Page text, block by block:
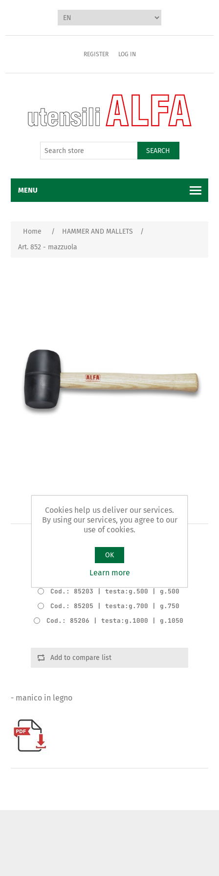
REGISTER LOG IN
SEARCH
MENU
Home / HAMMER AND MALLETS
/
Art. 852 - mazzuola
Art. 852 - mazzuola
Varianti del prodotto
Cod.: 85202 | testa:g.300 | g.400
Cod.: 85203 | testa:g.500 | g.500
Cod.: 85205 | testa:g.700 | g.750
Cod.: 85206 | testa:g.1000 | g.1050
Add to compare list
- manico in legno
Cookies help us deliver our services.
By using our services, you agree to our
use of cookies.
OK
Learn more